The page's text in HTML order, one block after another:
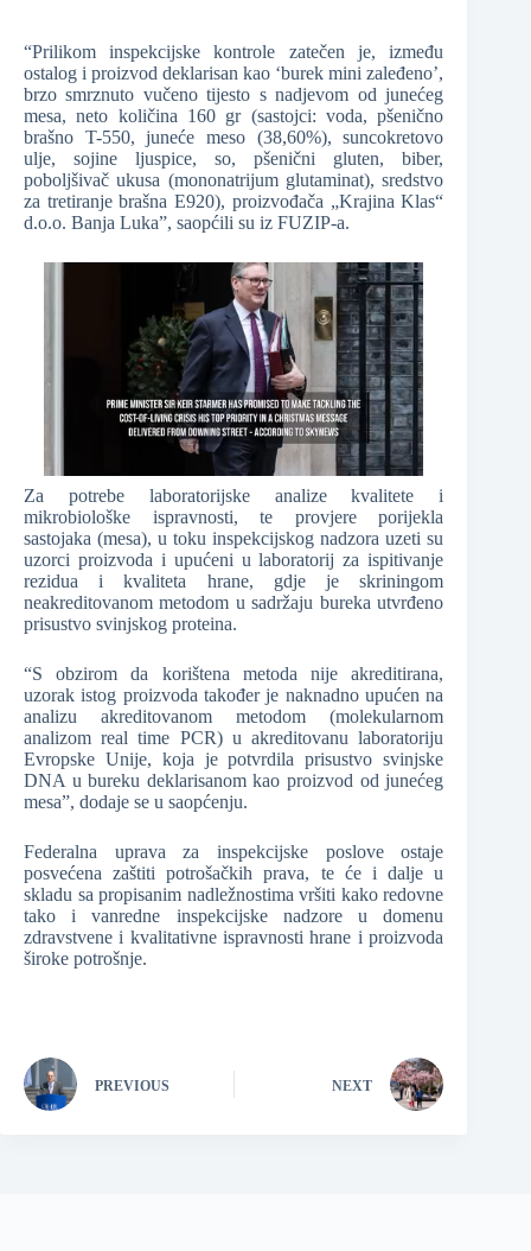
“Prilikom inspekcijske kontrole zatečen je, između
ostalog i proizvod deklarisan kao ‘burek mini zaleđeno’,
brzo smrznuto vučeno tijesto s nadjevom od junećeg
mesa, neto količina 160 gr (sastojci: voda, pšenično
brašno T-550, juneće meso (38,60%), suncokretovo
ulje, sojine ljuspice, so, pšenični gluten, biber,
poboljšivač ukusa (mononatrijum glutaminat), sredstvo
za tretiranje brašna E920), proizvođača „Krajina Klas“
d.o.o. Banja Luka”, saopćili su iz FUZIP-a.
Za potrebe laboratorijske analize kvalitete i
mikrobiološke ispravnosti, te provjere porijekla
sastojaka (mesa), u toku inspekcijskog nadzora uzeti su
uzorci proizvoda i upućeni u laboratorij za ispitivanje
rezidua i kvaliteta hrane, gdje je skriningom
neakreditovanom metodom u sadržaju bureka utvrđeno
prisustvo svinjskog proteina.
“S obzirom da korištena metoda nije akreditirana,
uzorak istog proizvoda također je naknadno upućen na
analizu akreditovanom metodom (molekularnom
analizom real time PCR) u akreditovanu laboratoriju
Evropske Unije, koja je potvrdila prisustvo svinjske
DNA u bureku deklarisanom kao proizvod od junećeg
mesa”, dodaje se u saopćenju.
Federalna uprava za inspekcijske poslove ostaje
posvećena zaštiti potrošačkih prava, te će i dalje u
skladu sa propisanim nadležnostima vršiti kako redovne
tako i vanredne inspekcijske nadzore u domenu
zdravstvene i kvalitativne ispravnosti hrane i proizvoda
široke potrošnje.
PREVIOUS NEXT